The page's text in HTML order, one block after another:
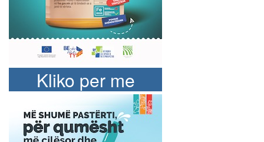
Kliko per me
shume